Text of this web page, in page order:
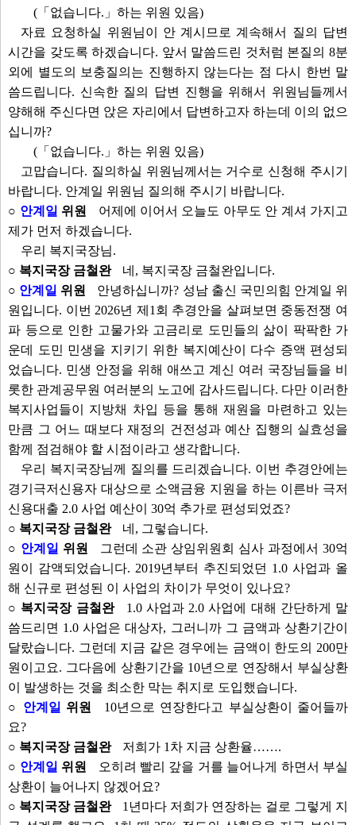
(「없습니다.」하는 위원 있음)
자료 요청하실 위원님이 안 계시므로 계속해서 질의 답변
시간을 갖도록 하겠습니다. 앞서 말씀드린 것처럼 본질의 8분
외에 별도의 보충질의는 진행하지 않는다는 점 다시 한번 말
씀드립니다. 신속한 질의 답변 진행을 위해서 위원님들께서
양해해 주신다면 앉은 자리에서 답변하고자 하는데 이의 없으
십니까?
(「없습니다.」하는 위원 있음)
고맙습니다. 질의하실 위원님께서는 거수로 신청해 주시기
바랍니다. 안계일 위원님 질의해 주시기 바랍니다.
○ 안계일 위원
어제에 이어서 오늘도 아무도 안 계셔 가지고
제가 먼저 하겠습니다.
우리 복지국장님.
○ 복지국장 금철완
네, 복지국장 금철완입니다.
○ 안계일 위원
안녕하십니까? 성남 출신 국민의힘 안계일 위
원입니다. 이번 2026년 제1회 추경안을 살펴보면 중동전쟁 여
파 등으로 인한 고물가와 고금리로 도민들의 삶이 팍팍한 가
운데 도민 민생을 지키기 위한 복지예산이 다수 증액 편성되
었습니다. 민생 안정을 위해 애쓰고 계신 여러 국장님들을 비
롯한 관계공무원 여러분의 노고에 감사드립니다. 다만 이러한
복지사업들이 지방채 차입 등을 통해 재원을 마련하고 있는
만큼 그 어느 때보다 재정의 건전성과 예산 집행의 실효성을
함께 점검해야 할 시점이라고 생각합니다.
우리 복지국장님께 질의를 드리겠습니다. 이번 추경안에는
경기극저신용자 대상으로 소액금융 지원을 하는 이른바 극저
신용대출 2.0 사업 예산이 30억 추가로 편성되었죠?
○ 복지국장 금철완
네, 그렇습니다.
○ 안계일 위원
그런데 소관 상임위원회 심사 과정에서 30억
원이 감액되었습니다. 2019년부터 추진되었던 1.0 사업과 올
해 신규로 편성된 이 사업의 차이가 무엇이 있나요?
○ 복지국장 금철완
1.0 사업과 2.0 사업에 대해 간단하게 말
씀드리면 1.0 사업은 대상자, 그러니까 그 금액과 상환기간이
달랐습니다. 그런데 지금 같은 경우에는 금액이 한도의 200만
원이고요. 그다음에 상환기간을 10년으로 연장해서 부실상환
이 발생하는 것을 최소한 막는 취지로 도입했습니다.
○ 안계일 위원
10년으로 연장한다고 부실상환이 줄어들까
요?
○ 복지국장 금철완
저희가 1차 지금 상환율…….
○ 안계일 위원
오히려 빨리 갚을 거를 늘어나게 하면서 부실
상환이 늘어나지 않겠어요?
○ 복지국장 금철완
1년마다 저희가 연장하는 걸로 그렇게 지